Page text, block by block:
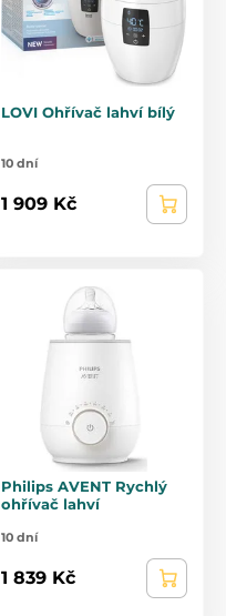
LOVI Ohřívač lahví bílý
10 dní
1 909 Kč
Philips AVENT Rychlý
ohřívač lahví
10 dní
1 839 Kč